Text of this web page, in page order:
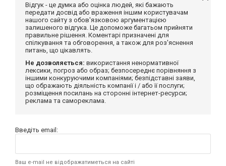
Відгук - це думка або оцінка людей, які бажають
передати досвід або враження іншим користувачам
нашого сайту з обов'язковою аргументацією
залишеного відгука. Це допоможе багатьом прийняти
правильне рішення. Коментарі призначені для
спілкування та обговорення, а також для роз'яснення
питань, що цікавлять.
Не дозволяється: використання ненормативної
лексики, погроз або образ; безпосереднє порівняння з
іншими конкуруючими компаніями; безпідставні заяви,
що ображають діяльність компанії і / або її послуги;
розміщення посилань на сторонні інтернет-ресурси;
реклама та самореклама.
Введіть email:
Ваш e-mail не відображатиметься на сайті